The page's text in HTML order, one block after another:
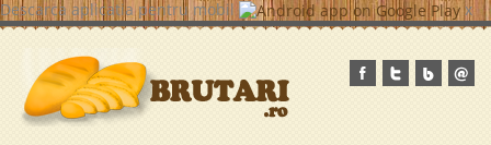
Descarca aplicatia pentru mobil x